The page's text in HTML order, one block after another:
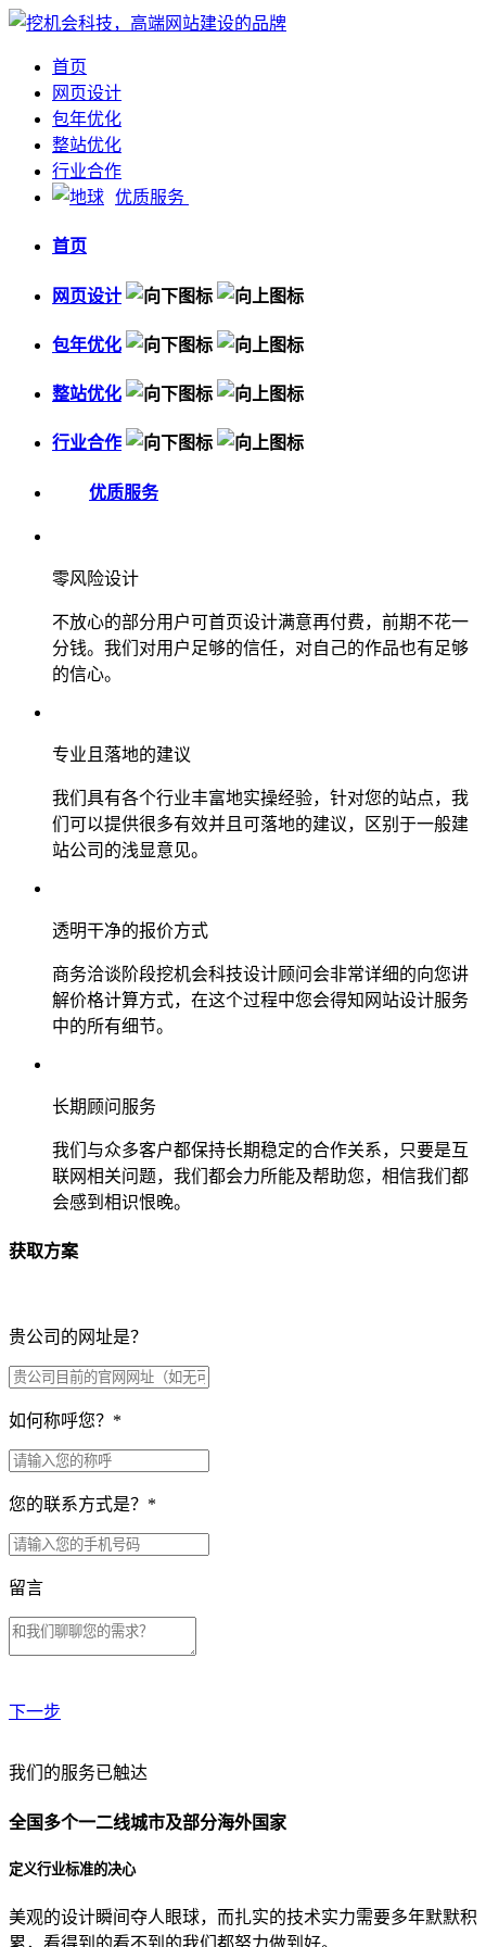
首页
网页设计
包年优化
整站优化
行业合作
优质服务
首页
网页设计
包年优化
整站优化
行业合作
优质服务
零风险设计
不放心的部分用户可首页设计满意再付费，前期不花一
分钱。我们对用户足够的信任，对自己的作品也有足够
的信心。
专业且落地的建议
我们具有各个行业丰富地实操经验，针对您的站点，我
们可以提供很多有效并且可落地的建议，区别于一般建
站公司的浅显意见。
透明干净的报价方式
商务洽谈阶段挖机会科技设计顾问会非常详细的向您讲
解价格计算方式，在这个过程中您会得知网站设计服务
中的所有细节。
长期顾问服务
我们与众多客户都保持长期稳定的合作关系，只要是互
联网相关问题，我们都会力所能及帮助您，相信我们都
会感到相识恨晚。
获取方案
贵公司的网址是？
如何称呼您？ *
您的联系方式是？ *
留言
下一步
贵公司预算范围是？
贵公司的团队规模是？
目前主要的营销渠道是？
我们的服务已触达
全国多个一二线城市及部分海外国家
定义行业标准的决心
美观的设计瞬间夺人眼球，而扎实的技术实力需要多年默默积
累，看得到的看不到的我们都努力做到好。